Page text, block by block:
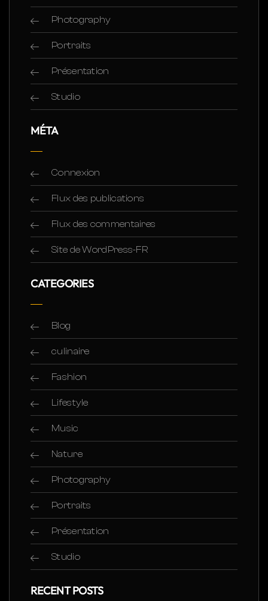
Photography
Portraits
Présentation
Studio
MÉTA
Connexion
Flux des publications
Flux des commentaires
Site de WordPress-FR
CATEGORIES
Blog
culinaire
Fashion
Lifestyle
Music
Nature
Photography
Portraits
Présentation
Studio
RECENT POSTS